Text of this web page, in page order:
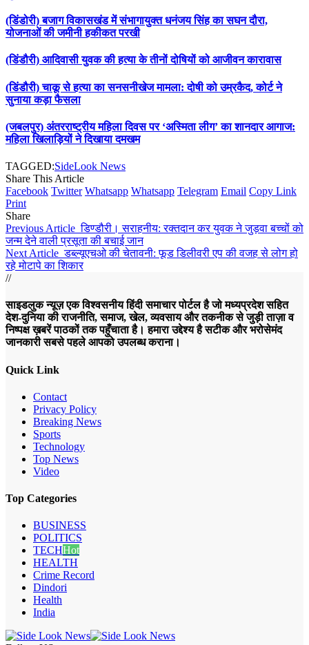
(डिंडोरी) बजाग विकासखंड में संभागायुक्त धनंजय सिंह का सघन दौरा,
योजनाओं की जमीनी हकीकत परखी
(डिंडौरी) आदिवासी युवक की हत्या के तीनों दोषियों को आजीवन कारावास
(डिंडौरी) चाकू से हत्या का सनसनीखेज मामला: दोषी को उम्रकैद, कोर्ट ने
सुनाया कड़ा फैसला
(जबलपुर) अंतरराष्ट्रीय महिला दिवस पर ‘अस्मिता लीग’ का शानदार आगाज:
महिला खिलाड़ियों ने दिखाया दमखम
TAGGED:SideLook News
Share This Article
Facebook Twitter Whatsapp Whatsapp Telegram Email Copy Link
Print
Share
Previous Article डिण्डौरी। सराहनीय: रक्तदान कर युवक ने जुड़वा बच्चों को
जन्म देने वाली प्रसूता की बचाई जान
Next Article डब्ल्यूएचओ की चेतावनी: फूड डिलीवरी एप की वजह से लोग हो
रहे मोटापे का शिकार
//
साइडलुक न्यूज़ एक विश्वसनीय हिंदी समाचार पोर्टल है जो मध्यप्रदेश सहित
देश-दुनिया की राजनीति, समाज, खेल, व्यवसाय और तकनीक से जुड़ी ताज़ा व
निष्पक्ष ख़बरें पाठकों तक पहुँचाता है। हमारा उद्देश्य है सटीक और भरोसेमंद
जानकारी सबसे पहले आपको उपलब्ध कराना।
Quick Link
Contact
Privacy Policy
Breaking News
Sports
Technology
Top News
Video
Top Categories
BUSINESS
POLITICS
TECHHot
HEALTH
Crime Record
Dindori
Health
India